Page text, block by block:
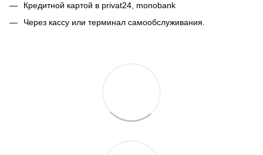
Кредитной картой в privat24, monobank
Через кассу или терминал самообслуживания.